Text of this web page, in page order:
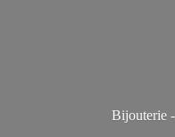
Bijouterie